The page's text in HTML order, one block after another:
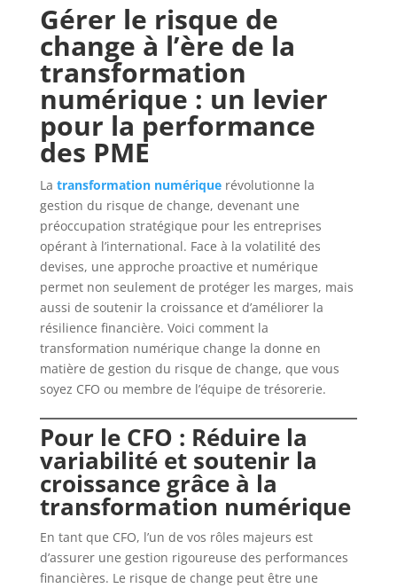
Gérer le risque de
change à l’ère de la
transformation
numérique : un levier
pour la performance
des PME
La transformation numériquerévolutionne la
gestion du risque de change, devenant une
préoccupation stratégique pour les entreprises
opérant à l’international. Face à la volatilité des
devises, une approche proactive et numérique
permet non seulement de protéger les marges, mais
aussi de soutenir la croissance et d’améliorer la
résilience financière. Voici comment la
transformation numérique change la donne en
matière de gestion du risque de change, que vous
soyez CFO ou membre de l’équipe de trésorerie.
Pour le CFO : Réduire la
variabilité et soutenir la
croissance grâce à la
transformation numérique
En tant que CFO, l’un de vos rôles majeurs est
d’assurer une gestion rigoureuse des performances
financières. Le risque de change peut être une